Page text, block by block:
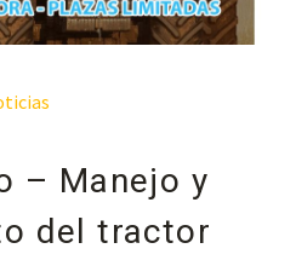
– Manejo y
del tractor